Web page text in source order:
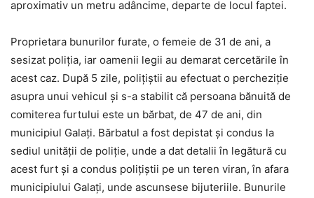
aproximativ un metru adâncime, departe de locul faptei.
Proprietara bunurilor furate, o femeie de 31 de ani, a
sesizat poliția, iar oamenii legii au demarat cercetările în
acest caz. După 5 zile, polițiștii au efectuat o percheziție
asupra unui vehicul și s-a stabilit că persoana bănuită de
comiterea furtului este un bărbat, de 47 de ani, din
municipiul Galați. Bărbatul a fost depistat și condus la
sediul unității de poliție, unde a dat detalii în legătură cu
acest furt și a condus polițiștii pe un teren viran, în afara
municipiului Galați, unde ascunsese bijuteriile. Bunurile